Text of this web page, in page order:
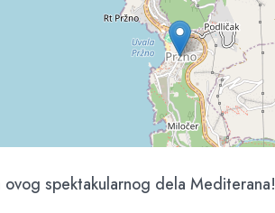
spektakularnog dela Mediterana!